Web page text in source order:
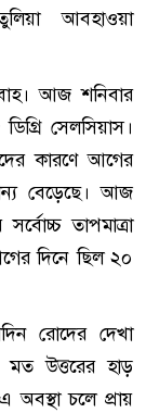
আবহাওয়া
আজ শনিবার
সেলসিয়াস।
কারণে আগের
বেড়েছে। আজ
তাপমাত্রা
দিনে ছিল ২০
রোদের দেখা
উত্তরের হাড়
অবস্থা চলে প্রায়